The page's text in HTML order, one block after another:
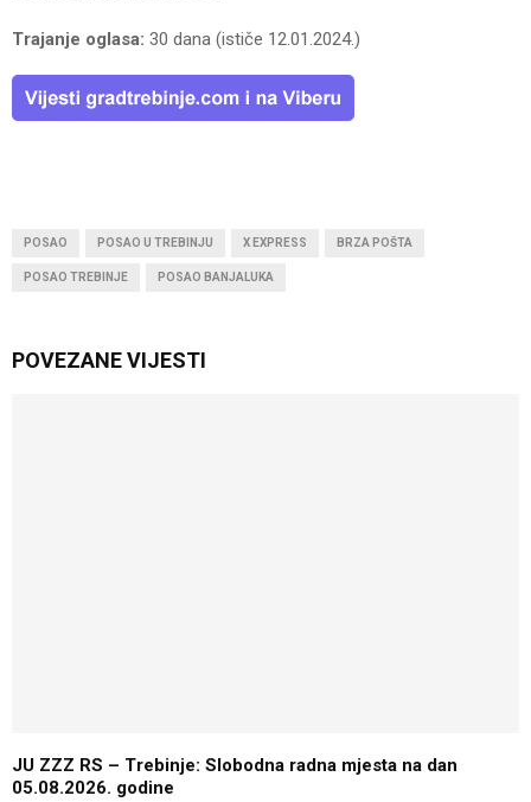
Trajanje oglasa: 30 dana (ističe 12.01.2024.)
POSAO POSAO U TREBINJU X EXPRESS BRZA POŠTA
POSAO TREBINJE POSAO BANJALUKA
POVEZANE VIJESTI
JU ZZZ RS – Trebinje: Slobodna radna mjesta na dan
05.08.2026. godine